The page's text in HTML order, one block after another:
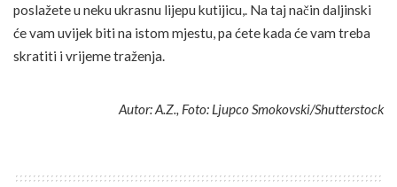
poslažete u neku ukrasnu lijepu kutijicu,. Na taj način daljinski
će vam uvijek biti na istom mjestu, pa ćete kada će vam treba
skratiti i vrijeme traženja.
Autor: A.Z., Foto: Ljupco Smokovski/Shutterstock